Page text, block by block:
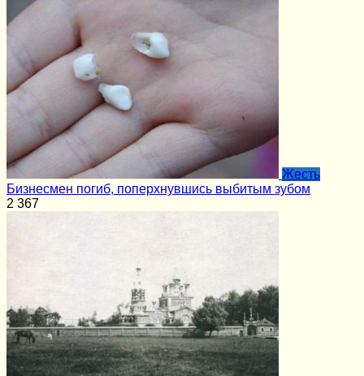
Жесть
Бизнесмен погиб, поперхнувшись выбитым зубом
2 367